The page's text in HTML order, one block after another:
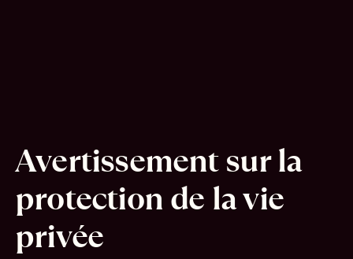
Avertissement sur la
protection de la vie
privée